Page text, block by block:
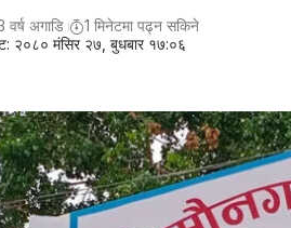
२०८० मंसिर २७, बुधबार १७:०६
वर्ष अगाडि 1 मिनेटमा पढ्न सकिने